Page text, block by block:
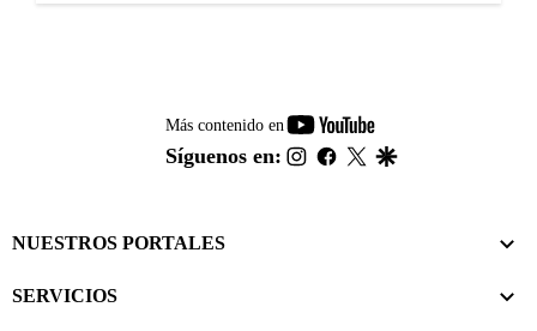
Más contenido en
youtube-
footer
Síguenos en: instagram
facebook
twitter
NUESTROS PORTALES
SERVICIOS